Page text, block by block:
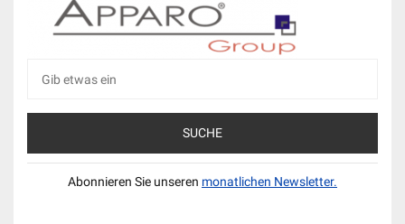
nach:
Abonnieren Sie unseren monatlichen Newsletter.